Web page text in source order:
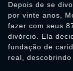
Depois de se
por vinte anos,
fazer com seus
divórcio. Ela
fundação de
real,